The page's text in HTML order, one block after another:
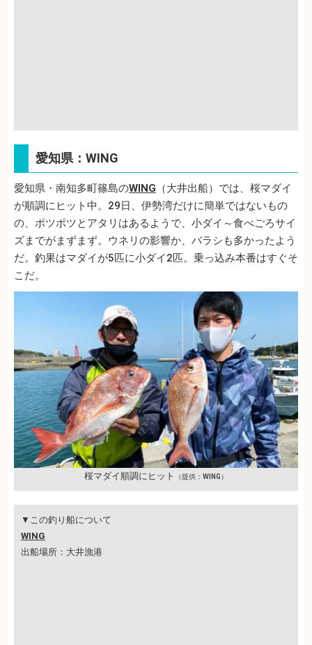
愛知県：WING
愛知県・南知多町篠島のWING （大井出船）では、桜マダイ
が順調にヒット中。29日、伊勢湾だけに簡単ではないもの
の、ポツポツとアタリはあるようで、小ダイ～食べごろサイ
ズまでがまずまず。ウネリの影響か、バラシも多かったよう
だ。釣果はマダイが5匹に小ダイ2匹。乗っ込み本番はすぐそ
こだ。
桜マダイ順調にヒット （提供：WING）
▼この釣り船について
WING
出船場所：大井漁港